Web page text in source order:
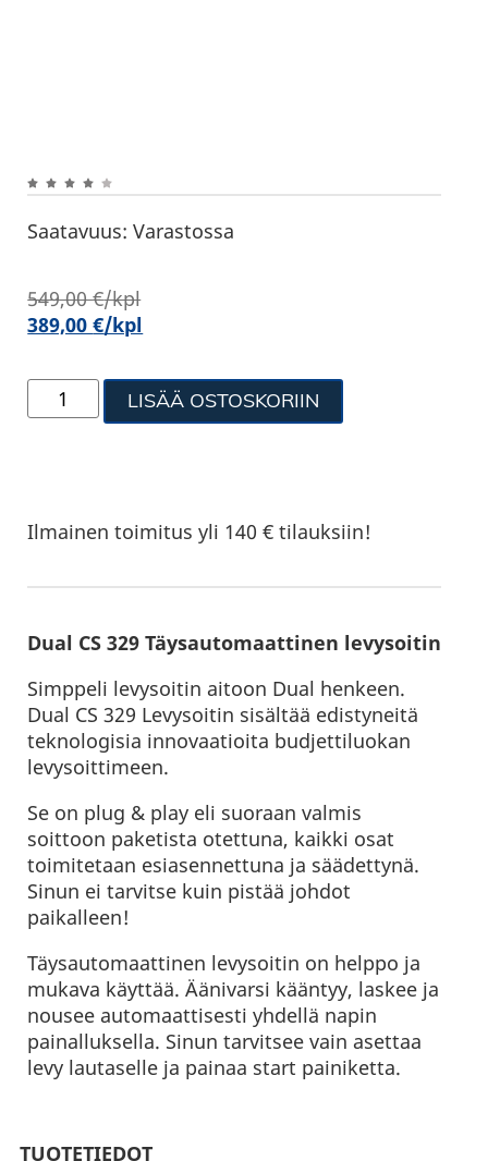
Saatavuus: Varastossa
549,00€/kpl
389,00€/kpl
LISÄÄ OSTOSKORIIN
Ilmainen toimitus yli 140 € tilauksiin!
Dual CS 329 Täysautomaattinen levysoitin
Simppeli levysoitin aitoon Dual henkeen.
Dual CS 329 Levysoitin sisältää edistyneitä
teknologisia innovaatioita budjettiluokan
levysoittimeen.
Se on plug & play eli suoraan valmis
soittoon paketista otettuna, kaikki osat
toimitetaan esiasennettuna ja säädettynä.
Sinun ei tarvitse kuin pistää johdot
paikalleen!
Täysautomaattinen levysoitin on helppo ja
mukava käyttää. Äänivarsi kääntyy, laskee ja
nousee automaattisesti yhdellä napin
painalluksella. Sinun tarvitsee vain asettaa
levy lautaselle ja painaa start painiketta.
TUOTETIEDOT